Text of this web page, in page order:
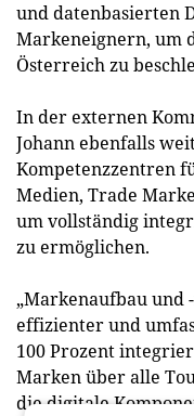
und datenbasierten
Markeneignern, um
Österreich zu
In der externen
Johann ebenfalls
Kompetenzzentren
Medien, Trade
um vollständig
zu ermöglichen.
„Markenaufbau
effizienter und
100 Prozent
Marken über alle
die digitale